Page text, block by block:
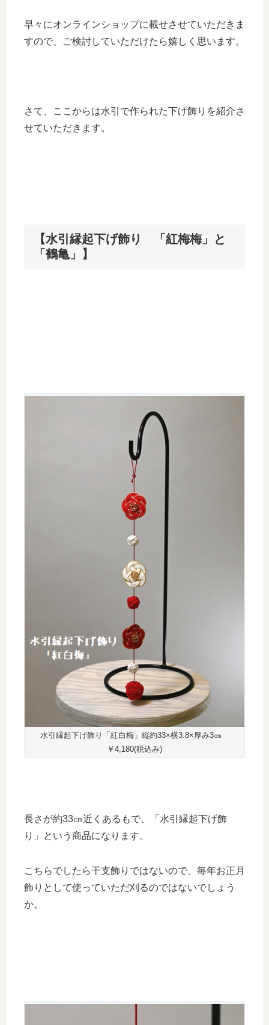
早々にオンラインショップに載せさせていただきま
すので、ご検討していただけたら嬉しく思います。
さて、ここからは水引で作られた下げ飾りを紹介さ
せていただきます。
【水引縁起下げ飾り 「紅梅梅」と
「鶴亀」】
水引縁起下げ飾り「紅白梅」縦約33×横3.8×厚み3㎝
￥4,180(税込み)
長さが約33㎝近くあるもで、「水引縁起下げ飾
り」という商品になります。
こちらでしたら干支飾りではないので、毎年お正月
飾りとして使っていただ刈るのではないでしょう
か。